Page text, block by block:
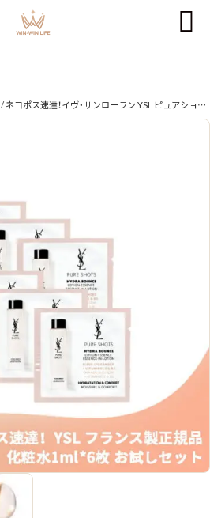

/ ネコポス速達！イヴ・サンローラン YSL ピュアショット ローション 1ml*6枚 化粧水 フランス製正規品 お試しセット サシェサンプル トラベルサイズ 植物由来成分 透明感 なめらかさ ツヤ 肌の悩み対策 スキンケア エイジング Yves Saint Laurent